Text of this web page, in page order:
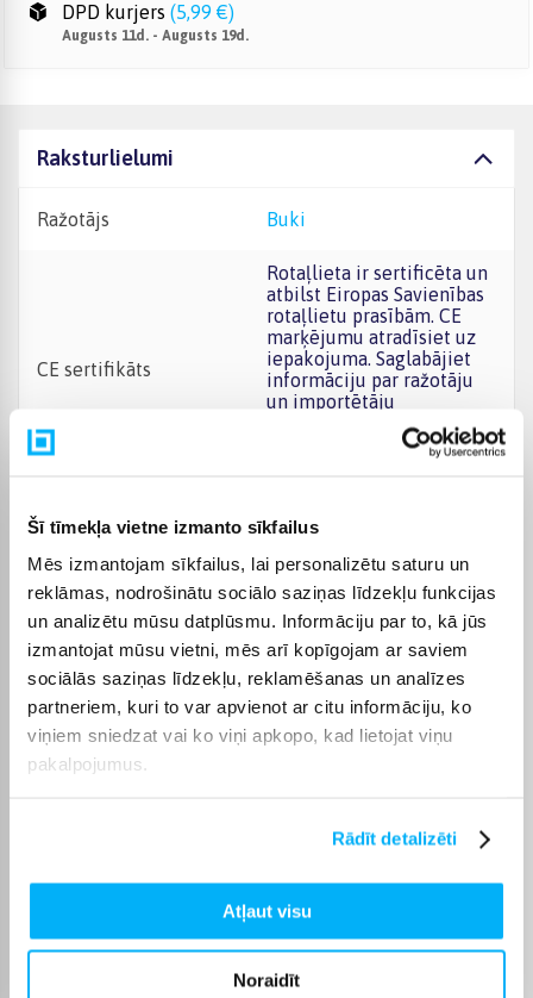
Šī tīmekļa vietne izmanto sīkfailus
Mēs izmantojam sīkfailus, lai personalizētu saturu un
reklāmas, nodrošinātu sociālo saziņas līdzekļu funkcijas
un analizētu mūsu datplūsmu. Informāciju par to, kā jūs
izmantojat mūsu vietni, mēs arī kopīgojam ar saviem
sociālās saziņas līdzekļu, reklamēšanas un analīzes
partneriem, kuri to var apvienot ar citu informāciju, ko
viņiem sniedzat vai ko viņi apkopo, kad lietojat viņu
pakalpojumus.
Rādīt detalizēti
Atļaut visu
Noraidīt
DPD kurjers (5,99 €)
Augusts 11d. - Augusts 19d.
Raksturlielumi
Ražotājs Buki
CE sertifikāts
Rotaļlieta ir sertificēta un
atbilst Eiropas Savienības
rotaļlietu prasībām. CE
marķējumu atradīsiet uz
iepakojuma. Saglabājiet
informāciju par ražotāju
un importētāju
turpmākām atsauksmēm.
Tie ir norādīti uz
Produkta kategorija Radošie komplekti
Sīku detaļu dēļ tas nav
piemērots bērniem līdz
trīs gadu vecumam. Pirms
nododat šo rotaļlietu
bērnam, noņemiet visus
iepakojumus un
stiprinājumus. Ieteicams
saglabāt informāciju uz
iepakojuma. Ieteicams
kas var izraisīt aizrīšanās
vai savainojumus bērnam.
tālāk no uguns avotiem un
apkures ierīcēm.
Ugunsgrēka gadījumā
zvaniet uz neatliekamās